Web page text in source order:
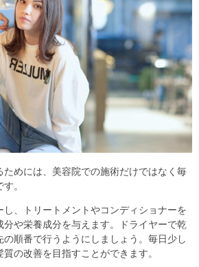
ためには、美容院での施術だけではなく毎
。
、トリートメントやコンディショナーを
や栄養成分を与えます。ドライヤーで乾
順番で行うようにしましょう。毎日少し
の改善を目指すことができます。